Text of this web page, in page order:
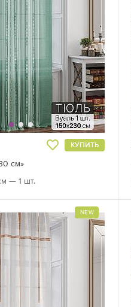
КУПИТЬ
см»
— 1 шт.
NEW